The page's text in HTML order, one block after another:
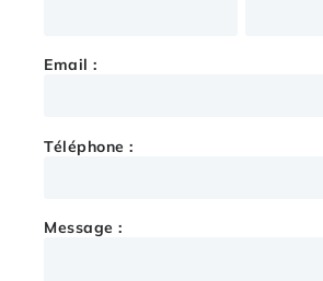
Email :
Téléphone :
Message :